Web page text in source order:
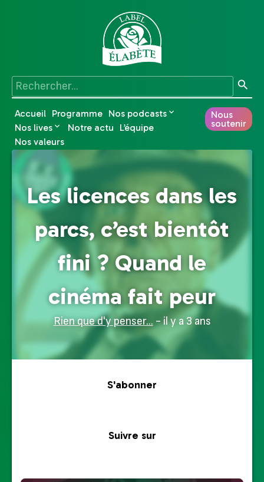
Accueil Programme Nos podcasts
Nos lives
Notre actu
L’équipe
Nos valeurs
Nous
soutenir
Les licences dans les
parcs, c’est bientôt
fini ? Quand le
cinéma fait peur
Rien que d'y penser... - il y a 3 ans
S'abonner
Suivre sur